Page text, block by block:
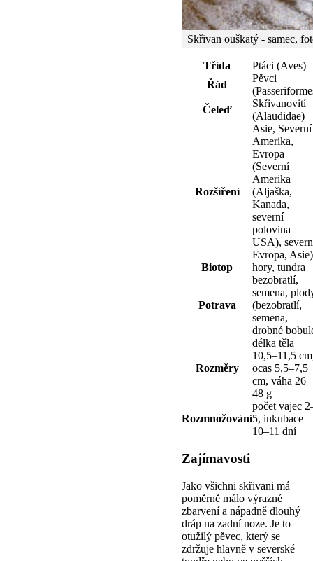
Skřivan ouškatý - samec,
Třída
Ptáci (Aves)
Řád
Pěvci
Čeleď
Skřivanovití
(Alaudidae)
Rozšíření
Asie, Severní
Amerika,
Evropa
(Severní
Amerika
(Aljaška,
Kanada,
severní
polovina
USA),
Evropa, Asie)
Biotop
hory, tundra
Potrava
bezobratlí,
semena,
(bezobratlí,
semena,
drobné
Rozměry
délka těla
10,5–11,5
ocas 5,5–7,5
cm, váha 26–
48 g
Rozmnožování
počet vajec
5, inkubace
10–11 dní
Zajímavosti
Jako všichni skřivani má
poměrně málo výrazné
zbarvení a nápadně dlouhý
dráp na zadní noze. Je to
otužilý pěvec, který se
zdržuje hlavně v severské